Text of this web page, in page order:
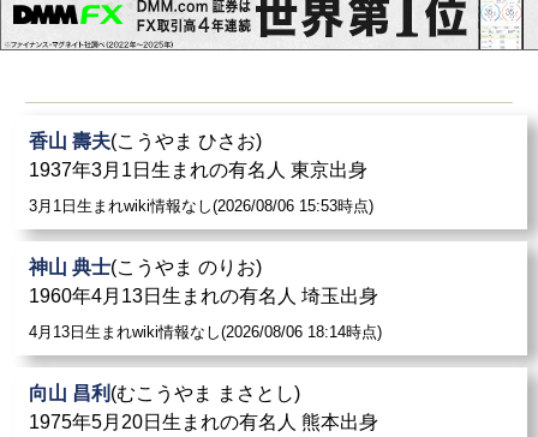
香山 壽夫(こうやま ひさお)
1937年3月1日生まれの有名人 東京出身
3月1日生まれwiki情報なし(2026/08/06 15:53時点)
神山 典士(こうやま のりお)
1960年4月13日生まれの有名人 埼玉出身
4月13日生まれwiki情報なし(2026/08/06 18:14時点)
向山 昌利 (むこうやま まさとし)
1975年5月20日生まれの有名人 熊本出身